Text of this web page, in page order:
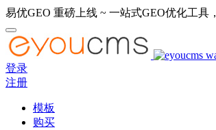
易优GEO 重磅上线 ~ 一站式GEO优化工具
登录
注册
模板
购买